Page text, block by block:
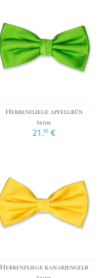
Herrenfliege apfelgrün
Seide
21.95 €
Herrenfliege kanariengelb